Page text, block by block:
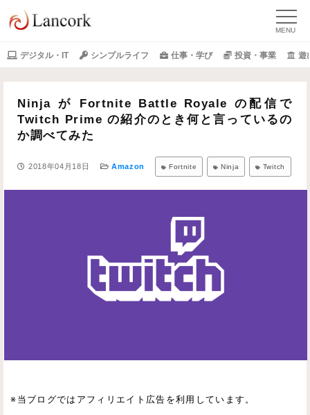
デジタル・IT シンプルライフ 仕事・学び 投資・事業 遊
Ninja が Fortnite Battle Royale の配信で
Twitch Prime の紹介のとき何と言っているの
か調べてみた
2018年04月18日 Amazon Fortnite Ninja Twitch
※当ブログではアフィリエイト広告を利用しています。